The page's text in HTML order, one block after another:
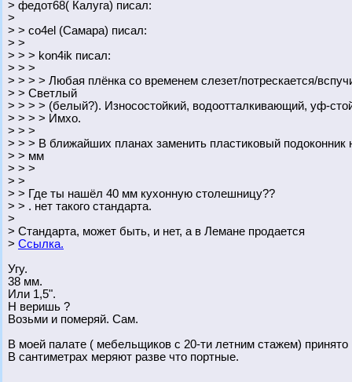
> федот68( Калуга) писал:
>
> > co4el (Самара) писал:
> >
> > > kon4ik писал:
> > >
> > > > Любая плёнка со временем слезет/потрескается/
> > Светлый
> > > > (белый?). Износостойкий, водоотталкивающий, уф-
> > > > Имхо.
> > >
> > > В ближайших планах заменить пластиковый подоконник
> > мм
> > >
> >
> > Где ты нашёл 40 мм кухонную столешницу??
> > . нет такого стандарта.
>
> Стандарта, может быть, и нет, а в Лемане продается
> Ссылка.
Угу.
38 мм.
Или 1,5".
Н веришь ?
Возьми и померяй. Сам.
В моей палате ( мебельщиков с 20-ти летним стажем)
В сантиметрах меряют разве что портные.